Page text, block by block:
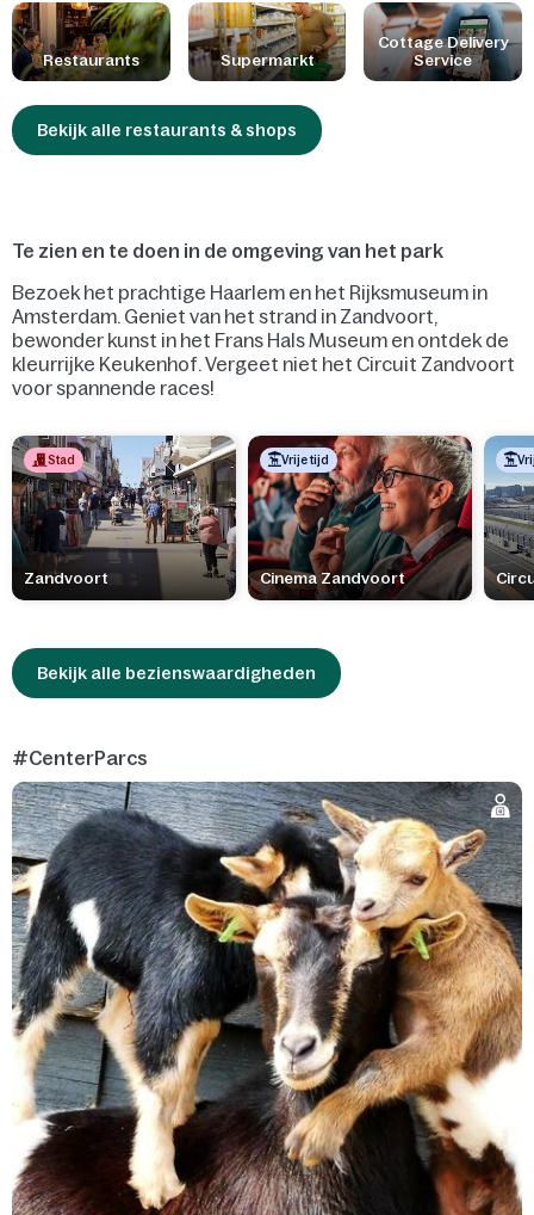
kinderen koning dankzij kindvriendelijke gerechten, babyvoeding
en veel plezier onder de palmbomen. Ook staan we steeds klaar
om rekening te houden met jouw allergieën of
voedselintoleranties.
Restaurants Supermarkt
Cottage Delivery
Service
Bekijk alle restaurants & shops
Te zien en te doen in de omgeving van het park
Bezoek het prachtige Haarlem en het Rijksmuseum in
Amsterdam. Geniet van het strand in Zandvoort,
bewonder kunst in het Frans Hals Museum en ontdek de
kleurrijke Keukenhof. Vergeet niet het Circuit Zandvoort
voor spannende races!
Stad
Zandvoort
Vrije tijd
Cinema Zandvoort
Bekijk alle bezienswaardigheden
#CenterParcs